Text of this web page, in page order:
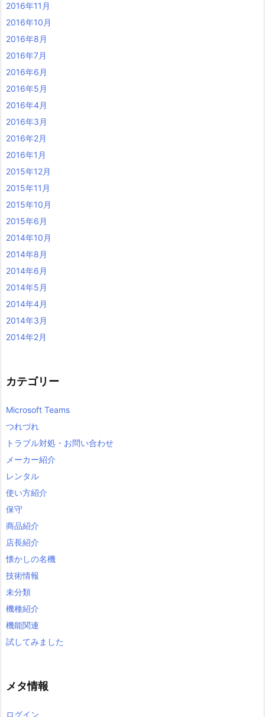
2016年11月
2016年10月
2016年8月
2016年7月
2016年6月
2016年5月
2016年4月
2016年3月
2016年2月
2016年1月
2015年12月
2015年11月
2015年10月
2015年6月
2014年10月
2014年8月
2014年6月
2014年5月
2014年4月
2014年3月
2014年2月
カテゴリー
Microsoft Teams
つれづれ
トラブル対処・お問い合わせ
メーカー紹介
レンタル
使い方紹介
保守
商品紹介
店長紹介
懐かしの名機
技術情報
未分類
機種紹介
機能関連
試してみました
メタ情報
ログイン